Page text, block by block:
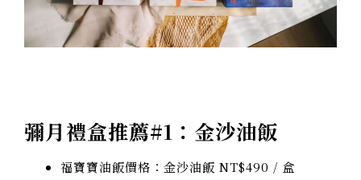
彌月禮盒推薦#1：金沙油飯
福寶寶油飯價格：金沙油飯 NT$490 / 盒